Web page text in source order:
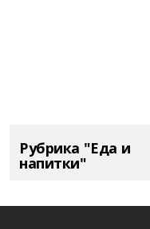
Рубрика "Еда и
напитки"